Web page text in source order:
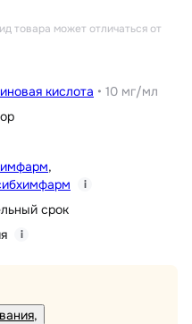
кислота • 10 мг/мл
,
i
срок
i
товара может отличаться от